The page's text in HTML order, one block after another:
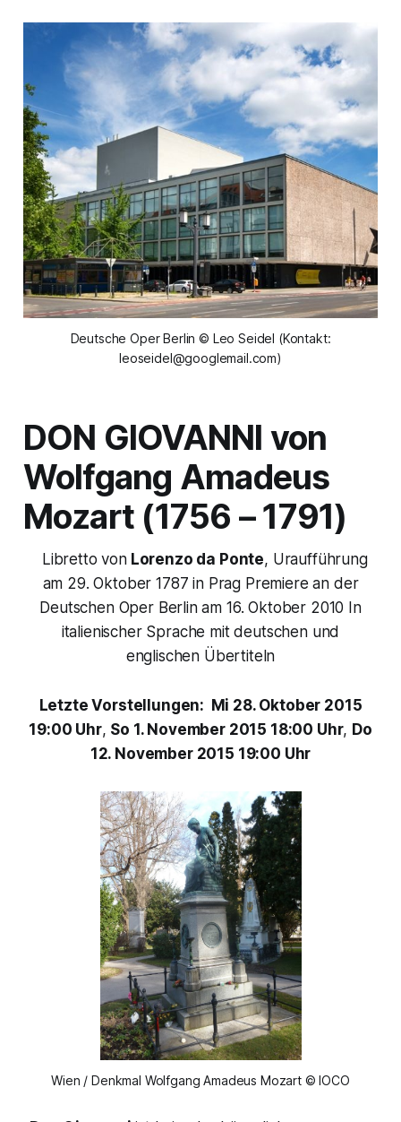
Deutsche Oper Berlin © Leo Seidel (Kontakt:
leoseidel@googlemail.com)
DON GIOVANNI von
Wolfgang Amadeus
Mozart (1756 – 1791)
Libretto vonLorenzo da Ponte, Uraufführung
am 29. Oktober 1787 in Prag Premiere an der
Deutschen Oper Berlin am 16. Oktober 2010 In
italienischer Sprache mit deutschen und
englischen Übertiteln
Letzte Vorstellungen: Mi 28. Oktober 2015
19:00 Uhr, So 1. November 2015 18:00 Uhr, Do
12. November 2015 19:00 Uhr
Wien / Denkmal Wolfgang Amadeus Mozart © IOCO